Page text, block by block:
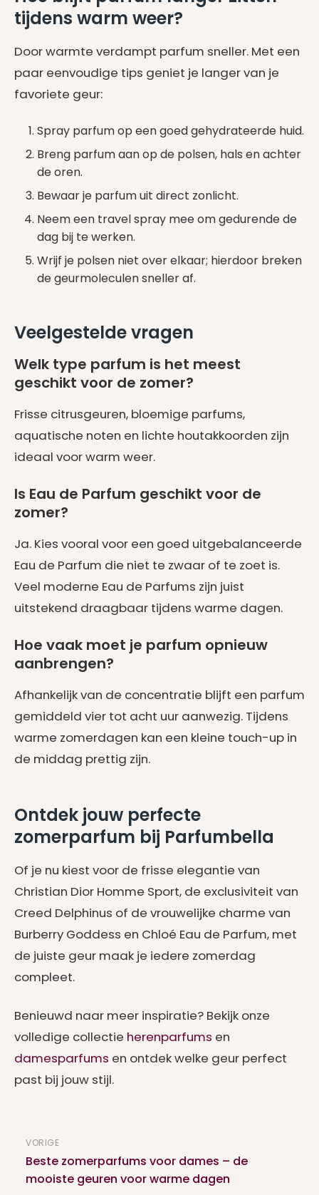
tijdens warm weer?
Door warmte verdampt parfum sneller. Met een
paar eenvoudige tips geniet je langer van je
favoriete geur:
Spray parfum op een goed gehydrateerde huid.
Breng parfum aan op de polsen, hals en achter
de oren.
Bewaar je parfum uit direct zonlicht.
Neem een travel spray mee om gedurende de
dag bij te werken.
Wrijf je polsen niet over elkaar; hierdoor breken
de geurmoleculen sneller af.
Veelgestelde vragen
Welk type parfum is het meest
geschikt voor de zomer?
Frisse citrusgeuren, bloemige parfums,
aquatische noten en lichte houtakkoorden zijn
ideaal voor warm weer.
Is Eau de Parfum geschikt voor de
zomer?
Ja. Kies vooral voor een goed uitgebalanceerde
Eau de Parfum die niet te zwaar of te zoet is.
Veel moderne Eau de Parfums zijn juist
uitstekend draagbaar tijdens warme dagen.
Hoe vaak moet je parfum opnieuw
aanbrengen?
Afhankelijk van de concentratie blijft een parfum
gemiddeld vier tot acht uur aanwezig. Tijdens
warme zomerdagen kan een kleine touch-up in
de middag prettig zijn.
Ontdek jouw perfecte
zomerparfum bij Parfumbella
Of je nu kiest voor de frisse elegantie van
Christian Dior Homme Sport, de exclusiviteit van
Creed Delphinus of de vrouwelijke charme van
Burberry Goddess en Chloé Eau de Parfum, met
de juiste geur maak je iedere zomerdag
compleet.
Benieuwd naar meer inspiratie? Bekijk onze
volledige collectie herenparfums en
damesparfums en ontdek welke geur perfect
past bij jouw stijl.
Bericht
navigatie
VORIGE
Beste zomerparfums voor dames – de
mooiste geuren voor warme dagen